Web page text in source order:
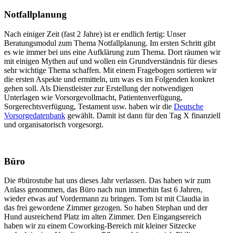
Notfallplanung
Nach einiger Zeit (fast 2 Jahre) ist er endlich fertig: Unser
Beratungsmodul zum Thema Notfallplanung. Im ersten Schritt gibt
es wie immer bei uns eine Aufklärung zum Thema. Dort räumen wir
mit einigen Mythen auf und wollen ein Grundverständnis für dieses
sehr wichtige Thema schaffen. Mit einem Fragebogen sortieren wir
die ersten Aspekte und ermitteln, um was es im Folgenden konkret
gehen soll. Als Dienstleister zur Erstellung der notwendigen
Unterlagen wie Vorsorgevollmacht, Patientenverfügung,
Sorgerechtsverfügung, Testament usw. haben wir die Deutsche
Vorsorgedatenbank gewählt. Damit ist dann für den Tag X finanziell
und organisatorisch vorgesorgt.
Büro
Die #bürostube hat uns dieses Jahr verlassen. Das haben wir zum
Anlass genommen, das Büro nach nun immerhin fast 6 Jahren,
wieder etwas auf Vordermann zu bringen. Tom ist mit Claudia in
das frei gewordene Zimmer gezogen. So haben Stephan und der
Hund ausreichend Platz im alten Zimmer. Den Eingangsereich
haben wir zu einem Coworking-Bereich mit kleiner Sitzecke